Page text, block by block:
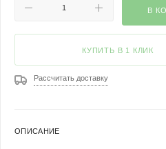
В
КУПИТЬ В 1 КЛИК
Рассчитать доставку
ОПИСАНИЕ